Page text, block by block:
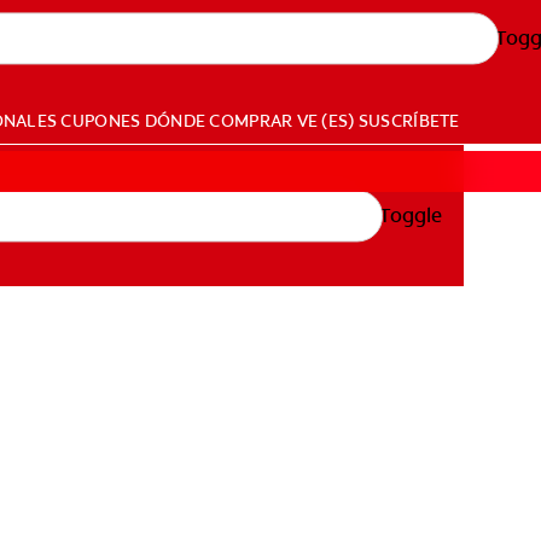
CUPONES DÓNDE COMPRAR VE (ES) SUSCRÍBETE
Toggle